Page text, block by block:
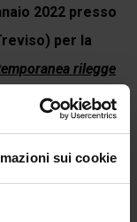
sui cookie
2022 presso
per la
rilegge